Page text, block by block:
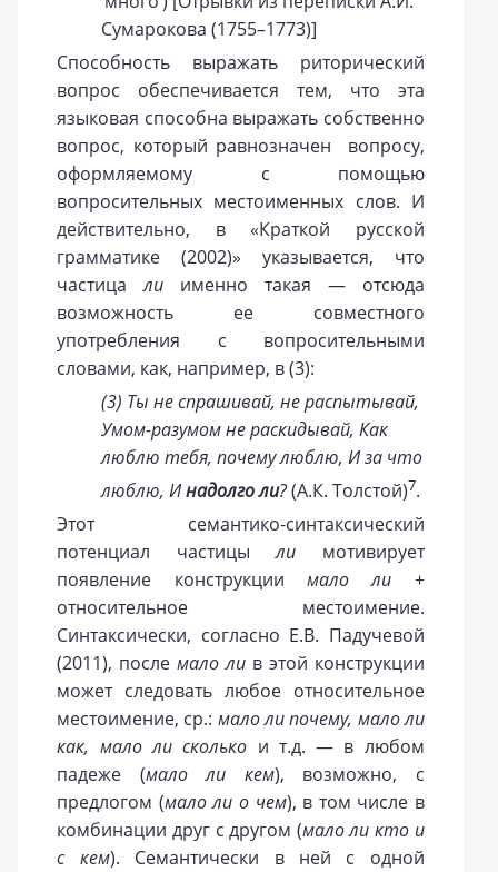
Сумарокова (1755–1773)]
Способность выражать риторический
вопрос обеспечивается тем, что эта
языковая способна выражать собственно
вопрос, который равнозначен вопросу,
оформляемому с помощью
вопросительных местоименных слов. И
действительно, в «Краткой русской
грамматике (2002)» указывается, что
частицали именно такая — отсюда
возможность ее совместного
употребления с вопросительными
словами, как, например, в (3):
(3) Ты не спрашивай, не распытывай,
Умом-разумом не раскидывай, Как
люблю тебя, почему люблю, И за что
люблю, Инадолго ли?(А.К. Толстой)7.
Этот семантико-синтаксический
потенциал частицыли мотивирует
появление конструкции мало ли +
относительное местоимение.
Синтаксически, согласно Е.В. Падучевой
(2011), послемало ли в этой конструкции
может следовать любое относительное
местоимение, ср.: мало ли почему, мало ли
как, мало ли сколько и т.д. — в любом
падеже (мало ли кем), возможно, с
предлогом (мало ли о чем), в том числе в
комбинации друг с другом (мало ли кто и
с кем). Семантически в ней с одной